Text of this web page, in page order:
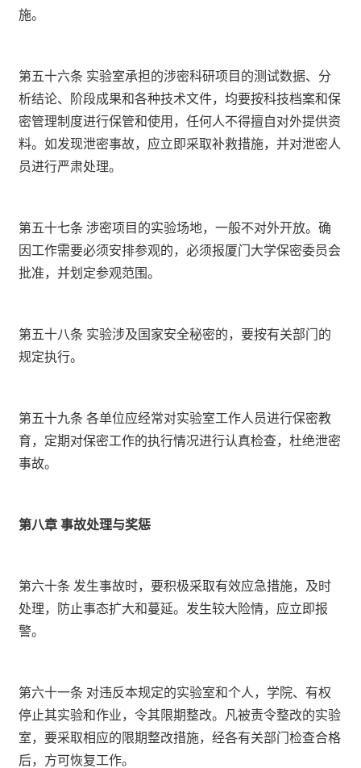
施。
第五十六条 实验室承担的涉密科研项目的测试数据、分
析结论、阶段成果和各种技术文件，均要按科技档案和保
密管理制度进行保管和使用，任何人不得擅自对外提供资
料。如发现泄密事故，应立即采取补救措施，并对泄密人
员进行严肃处理。
第五十七条 涉密项目的实验场地，一般不对外开放。确
因工作需要必须安排参观的，必须报厦门大学保密委员会
批准，并划定参观范围。
第五十八条 实验涉及国家安全秘密的，要按有关部门的
规定执行。
第五十九条 各单位应经常对实验室工作人员进行保密教
育，定期对保密工作的执行情况进行认真检查，杜绝泄密
事故。
第八章 事故处理与奖惩
第六十条 发生事故时，要积极采取有效应急措施，及时
处理，防止事态扩大和蔓延。发生较大险情，应立即报
警。
第六十一条 对违反本规定的实验室和个人，学院、有权
停止其实验和作业，令其限期整改。凡被责令整改的实验
室，要采取相应的限期整改措施，经各有关部门检查合格
后，方可恢复工作。